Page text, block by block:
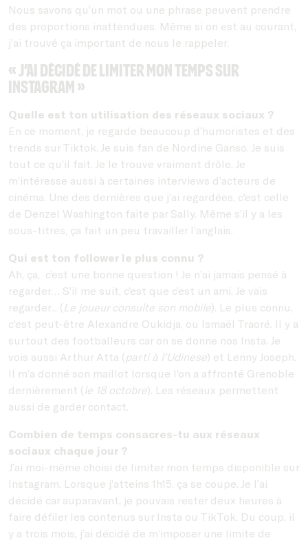
Nous savons qu’un mot ou une phrase peuvent prendre
des proportions inattendues. Même si on est au courant,
j’ai trouvé ça important de nous le rappeler.
« J’ai décidé de limiter mon temps sur
Instagram »
Quelle est ton utilisation des réseaux sociaux ?
En ce moment, je regarde beaucoup d’humoristes et des
trends sur Tiktok. Je suis fan de Nordine Ganso. Je suis
tout ce qu’il fait. Je le trouve vraiment drôle. Je
m’intéresse aussi à certaines interviews d’acteurs de
cinéma. Une des dernières que j’ai regardées, c'est celle
de Denzel Washington faite par Sally. Même s’il y a les
sous-titres, ça fait un peu travailler l’anglais.
Qui est ton follower le plus connu ?
Ah, ça, c’est une bonne question ! Je n’ai jamais pensé à
regarder… S’il me suit, c’est que c’est un ami. Je vais
regarder... (Le joueur consulte son mobile). Le plus connu,
c'est peut-être Alexandre Oukidja, ou Ismaël Traoré. Il y a
surtout des footballeurs car on se donne nos Insta. Je
vois aussi Arthur Atta (parti à l'Udinese) et Lenny Joseph.
Il m’a donné son maillot lorsque l’on a affronté Grenoble
dernièrement (le 18 octobre). Les réseaux permettent
aussi de garder contact.
Combien de temps consacres-tu aux réseaux
sociaux chaque jour ?
J’ai moi-même choisi de limiter mon temps disponible sur
Instagram. Lorsque j’atteins 1h15, ça se coupe. Je l’ai
décidé car auparavant, je pouvais rester deux heures à
faire défiler les contenus sur Insta ou TikTok. Du coup, il
y a trois mois, j’ai décidé de m’imposer une limite de